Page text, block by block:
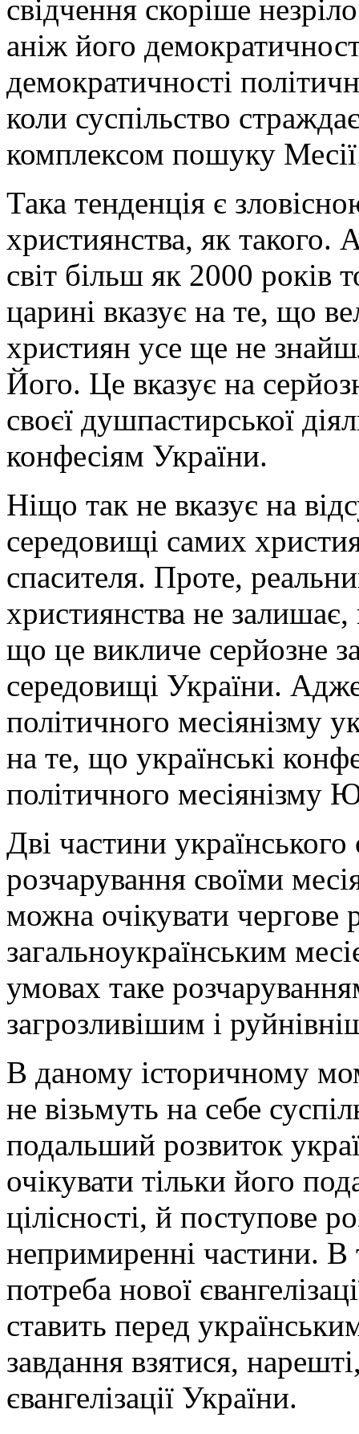
свідчення скоріше
аніж його
демократичності
коли суспільство
комплексом пошуку
Така тенденція є
християнства, як
світ більш як 2000 років
царині вказує на те, що
християн усе ще не
Його. Це вказує на
своєї душпастирської
конфесіям України.
Ніщо так не вказує на
середовищі самих
спасителя. Проте,
християнства не
що це викличе серйозне
середовищі України.
політичного месіянізму
на те, що українські
політичного месіянізму
Дві частини
розчарування своїми
можна очікувати чергове
загальноукраїнським
умовах таке
загрозливішим і
В даному історичному
не візьмуть на себе
подальший розвиток
очікувати тільки його
цілісності, й поступове
непримиренні частини. В
потреба нової
ставить перед
завдання взятися,
євангелізації України.